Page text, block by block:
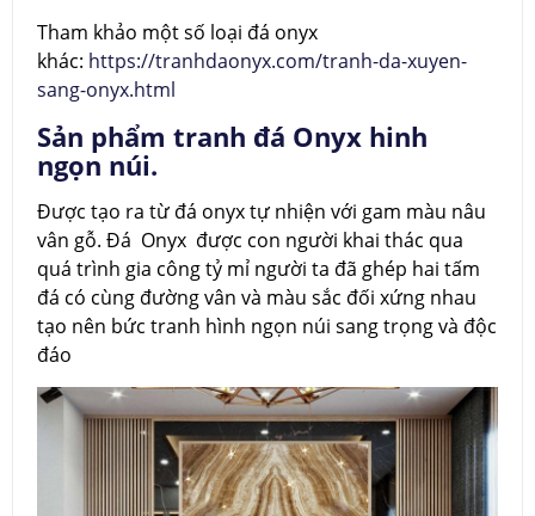
Tham khảo một số loại đá onyx
khác: https://tranhdaonyx.com/tranh-da-xuyen-
sang-onyx.html
Sản phẩm tranh đá Onyx hinh
ngọn núi.
Được tạo ra từ đá onyx tự nhiện với gam màu nâu
vân gỗ. Đá Onyx được con người khai thác qua
quá trình gia công tỷ mỉ người ta đã ghép hai tấm
đá có cùng đường vân và màu sắc đối xứng nhau
tạo nên bức tranh hình ngọn núi sang trọng và độc
đáo